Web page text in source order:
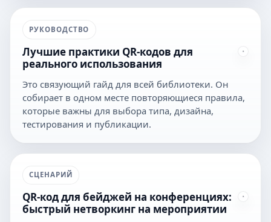
РУКОВОДСТВО
Лучшие практики QR-кодов для
реального использования
Это связующий гайд для всей библиотеки. Он
собирает в одном месте повторяющиеся правила,
которые важны для выбора типа, дизайна,
тестирования и публикации.
СЦЕНАРИЙ
QR-код для бейджей на конференциях:
быстрый нетворкинг на мероприятии